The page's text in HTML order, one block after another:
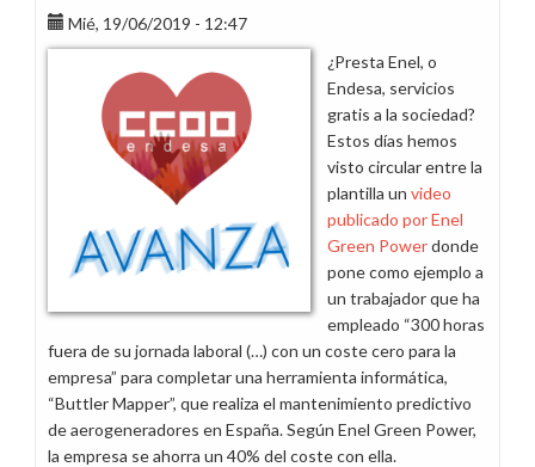
Mié, 19/06/2019 - 12:47
¿Presta Enel, o
Endesa, servicios
gratis a la sociedad?
Estos días hemos
visto circular entre la
plantilla un video
publicado por Enel
Green Powerdonde
pone como ejemplo a
un trabajador que ha
empleado “300 horas
fuera de su jornada laboral (…) con un coste cero para la
empresa” para completar una herramienta informática,
“Buttler Mapper”, que realiza el mantenimiento predictivo
de aerogeneradores en España. Según Enel Green Power,
la empresa se ahorra un 40% del coste con ella.